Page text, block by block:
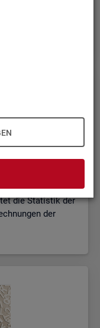
Überblick
der BA.
die Statistik der
der